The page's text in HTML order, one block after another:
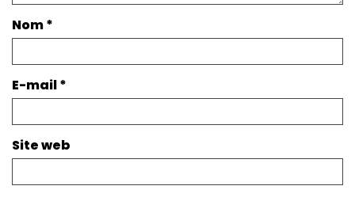
Nom*
E-mail*
Site web